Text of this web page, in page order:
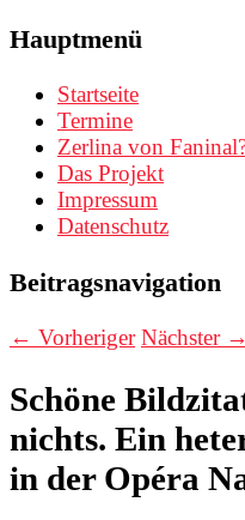
Hauptmenü
Startseite
Termine
Zerlina von
Das Projekt
Impressum
Datenschutz
Beitragsnavigation
← Vorheriger Nächster →
Schöne
nichts. Ein
in der Opéra